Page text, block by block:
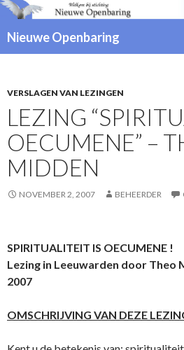
Nieuwe Openbaring
SPRINGEN
VERSLAGEN VAN LEZINGEN
LEZING
OECUMENE” –
MIDDEN
NOVEMBER 2, 2007 BEHEERDER
SPIRITUALITEIT IS OECUMENE !
Lezing in Leeuwarden door Theo
2007
OMSCHRIJVING VAN DEZE